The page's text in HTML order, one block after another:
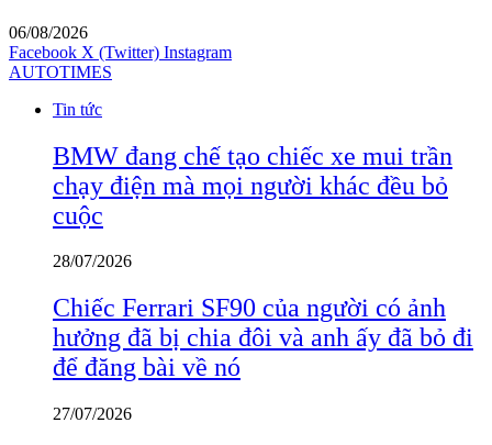
06/08/2026
Facebook X (Twitter) Instagram
AUTOTIMES
Tin tức
BMW đang chế tạo chiếc xe mui trần
chạy điện mà mọi người khác đều bỏ
cuộc
28/07/2026
Chiếc Ferrari SF90 của người có ảnh
hưởng đã bị chia đôi và anh ấy đã bỏ đi
để đăng bài về nó
27/07/2026